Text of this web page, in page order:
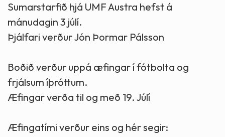
Sumarstarfið hjá UMF Austra hefst á
mánudagin 3 júlí.
Þjálfari verður Jón Þormar Pálsson
Boðið verður uppá æfingar í fótbolta og
frjálsum íþróttum.
Æfingar verða til og með 19. Júlí
Æfingatími verður eins og hér segir: